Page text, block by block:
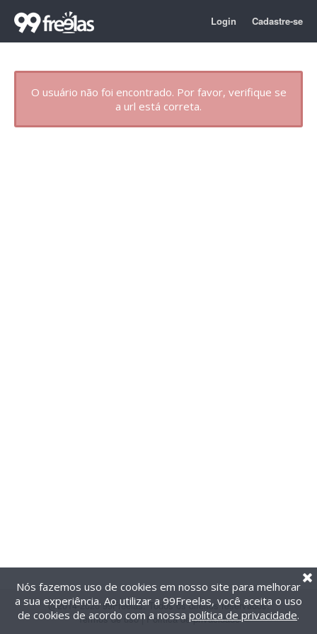
Login Cadastre-se
O usuário não foi encontrado. Por favor, verifique se
a url está correta.
@2014-2026 99Freelas. Todos os direitos reservados.
Termos de uso| Política de privacidade
Nós fazemos uso de cookies em nosso site para melhorar
a sua experiência. Ao utilizar a 99Freelas, você aceita o uso
de cookies de acordo com a nossa política de privacidade.